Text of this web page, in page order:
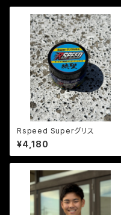
Rspeed Superグリス
¥4,180